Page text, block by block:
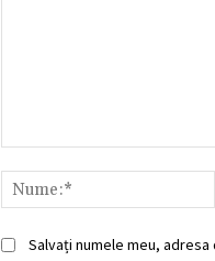
Salvați numele meu,